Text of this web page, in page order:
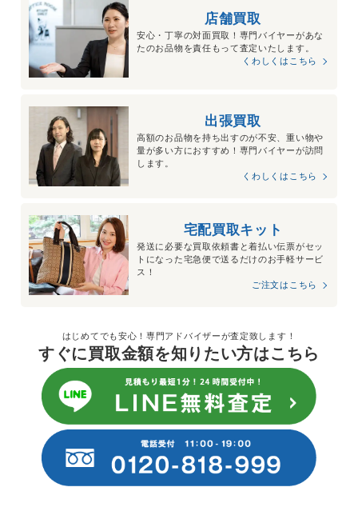
スウェットトレーナー
ロゴ リップパレット
シャネルの人気コスメ「リップパレット」がモチーフとなった
感、シルエットでカジュアルに着こなせる一着です。ラグジュ
アリーとストリートが融合したような人気ウェアとなっており
ますので、高価買取が期待できます。
～101,000円買取
マトラッセ レギンス パンツ
P62781
2020年に発売された、シャネルのアイコンバッグとしてもお
見ただけでシャネルだと分かるデザインの服は特に高値が付き
やすいです。
～51,000円買取
ロングタイトスカート
シルク混 ツイード
店舗買取
安心・丁寧の対面買取！専門バイヤーがあな
たのお品物を責任もって査定いたします。
くわしくはこちら
出張買取
高額のお品物を持ち出すのが不安、重い物や
量が多い方におすすめ！専門バイヤーが訪問
します。
くわしくはこちら
宅配買取キット
発送に必要な買取依頼書と着払い伝票がセッ
トになった宅急便で送るだけのお手軽サービ
ス！
ご注文はこちら
はじめてでも安心！専門アドバイザーが査定致します！
すぐに買取金額を知りたい方はこちら